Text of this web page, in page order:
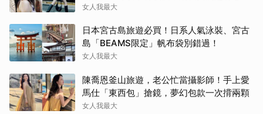
女人我最大
日本宮古島旅遊必買！日系人氣泳裝、宮古
島「BEAMS限定」帆布袋別錯過！
女人我最大
陳喬恩釜山旅遊，老公忙當攝影師！手上愛
馬仕「東西包」搶鏡，夢幻包款一次揹兩顆
女人我最大